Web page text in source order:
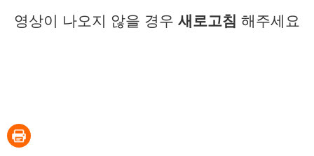
영상이 나오지 않을 경우 새로고침 해주세요